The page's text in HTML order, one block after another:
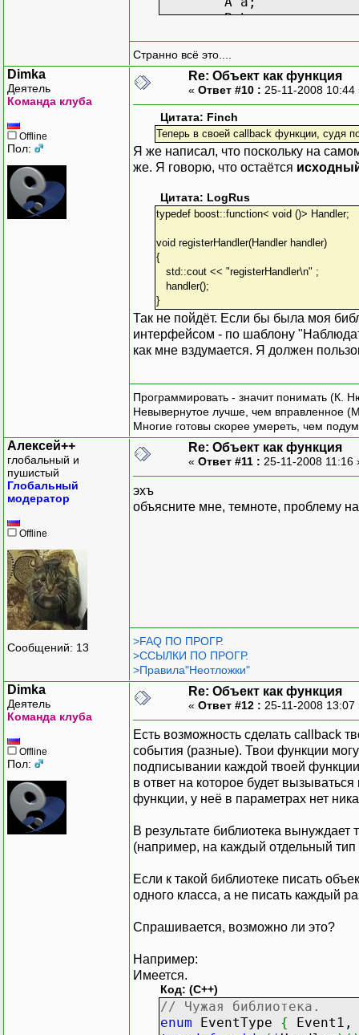
B b;
Странно всё это....
Dimka
Деятель
Команда клуба
Offline
Пол:
Re: Объект как функция
« Ответ #10 : 25-11-2008
Цитата: Finch
Теперь в своей callback функции, судя
Я же написал, что поскольку на
же. Я говорю, что остаётся
Цитата: LogRus
typedef boost::function< void ()> Handler;
void registerHandler(Handler handler)
{
std::cout << "registerHandler\n" ;
handler();
}
Так не пойдёт. Если бы была моя
интерфейсом - по шаблону
как мне вздумается. Я должен
Программировать - значит понимать (К.
Невывернутое лучше, чем вправленное
Многие готовы скорее умереть, чем
Алексей++
глобальный и
пушистый
Глобальный
модератор
Offline
Сообщений: 13
Re: Объект как функция
« Ответ #11 : 25-11-2008 11:16
эхъ
объясните мне, темноте, проблему
>FAQ ПО ПРОГР.
>ССЫЛКИ ПО ПРОГР.
>Правила"Неотложки"
Dimka
Деятель
Команда клуба
Offline
Пол:
Re: Объект как функция
« Ответ #12 : 25-11-2008
Есть возможность сделать callback
события (разные). Твои функции
подписывании каждой твоей
в ответ на которое будет
функции, у неё в параметрах нет
В результате библиотека
(например, на каждый отдельный тип
Если к такой библиотеке писать
одного класса, а не писать каждый
Спрашивается, возможно ли это?
Например:
Имеется.
Код: (C++)
// Чужая библиотека.
enum EventType {